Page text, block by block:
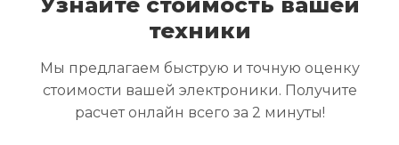
Скупка ноутбуков
Скупка ультрабуков
Скупка рабочих ноутбуков
Скупка старых ноутбуков (б/у)
Скупка внешних жестких дисков
техники
Мы предлагаем быструю и точную оценку
стоимости вашей электроники. Получите
расчет онлайн всего за 2 минуты!